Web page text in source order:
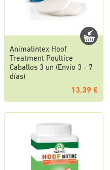
Animalintex Hoof
Treatment Poultice
Caballos 3 un (Envío 3 - 7
días)
13,39 €